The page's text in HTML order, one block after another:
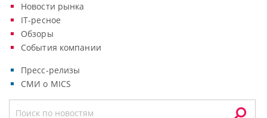
Новости рынка
IT-ресное
Обзоры
События компании
Пресс-релизы
СМИ о MICS